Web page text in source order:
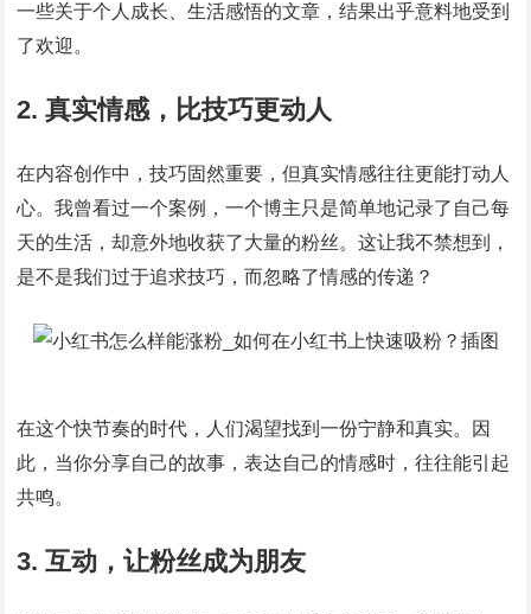
一些关于个人成长、生活感悟的文章，结果出乎意料地受到
了欢迎。
2. 真实情感，比技巧更动人
在内容创作中，技巧固然重要，但真实情感往往更能打动人
心。我曾看过一个案例，一个博主只是简单地记录了自己每
天的生活，却意外地收获了大量的粉丝。这让我不禁想到，
是不是我们过于追求技巧，而忽略了情感的传递？
在这个快节奏的时代，人们渴望找到一份宁静和真实。因
此，当你分享自己的故事，表达自己的情感时，往往能引起
共鸣。
3. 互动，让粉丝成为朋友